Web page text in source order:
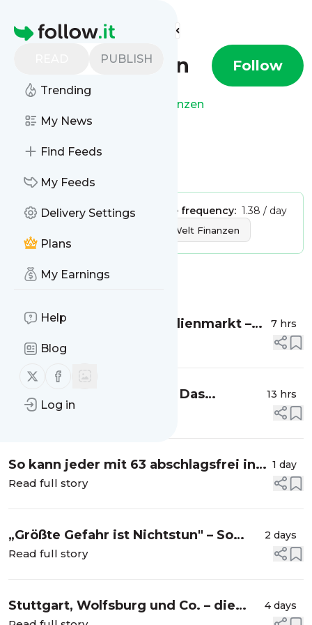
Homepage
PUBLISH
Trending
My News
Find Feeds
My Feeds
Delivery Settings
Plans
My Earnings
Help
Blog
Follow us on X (twitter)
Follow us on Facebook
Log in
Find more feeds
Welt Finanzen Follow
Welt Finanzen
Publisher:Unclaimed!Message frequency: 1.38 / day
Welt Finanzen
MessageHistory
Zeitenwende am Immobilienmarkt –
Verkäufer bleiben auf ihren Häusern
7 hrs
Read full story
KI-Hype und Dauerkrise – Das
empfiehlt Europas mächtigste
13 hrs
Read full story
So kann jeder mit 63 abschlagsfrei in
Rente gehen
1 day
Read full story
„Größte Gefahr ist Nichtstun" – So
retten Sie jetzt noch Ihre
2 days
Read full story
Stuttgart, Wolfsburg und Co. – die
4 days